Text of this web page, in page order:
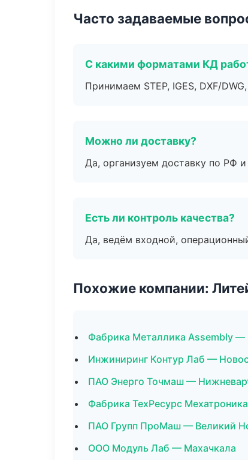
Часто задаваемые
С какими форматами КД
Принимаем STEP, IGES, DXF/
Можно ли доставку?
Да, организуем доставку по РФ
Есть ли контроль качества?
Да, ведём входной,
Похожие компании:
Фабрика Металлика Assembly —
Инжиниринг Контур Лаб —
ПАО Энерго Точмаш —
Фабрика ТехРесурс
ПАО Групп ПроМаш — Великий
ООО Модуль Лаб — Махачкала